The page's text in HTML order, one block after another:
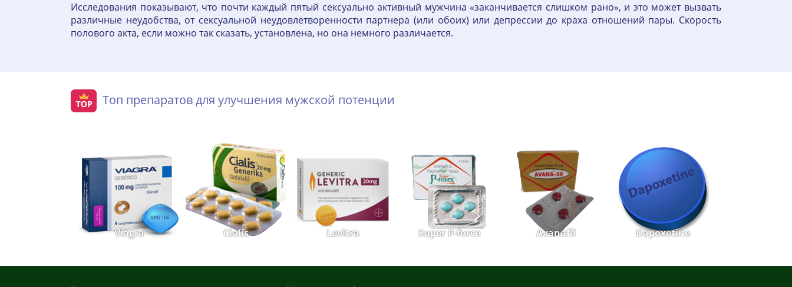
Исследования показывают, что почти каждый пятый сексуально активный мужчина «заканчивается слишком рано», и это может вызвать
различные неудобства, от сексуальной неудовлетворенности партнера (или обоих) или депрессии до краха отношений пары. Скорость
полового акта, если можно так сказать, установлена, но она немного различается.
Топ препаратов для улучшения мужской потенции
Viagra Cialis Levitra Super P-force Avanafil Dapoxetine